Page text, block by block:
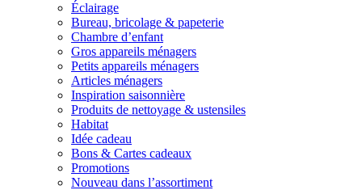
Éclairage
Bureau, bricolage & papeterie
Chambre d’enfant
Gros appareils ménagers
Petits appareils ménagers
Articles ménagers
Inspiration saisonnière
Produits de nettoyage & ustensiles
Habitat
Idée cadeau
Bons & Cartes cadeaux
Promotions
Nouveau dans l’assortiment